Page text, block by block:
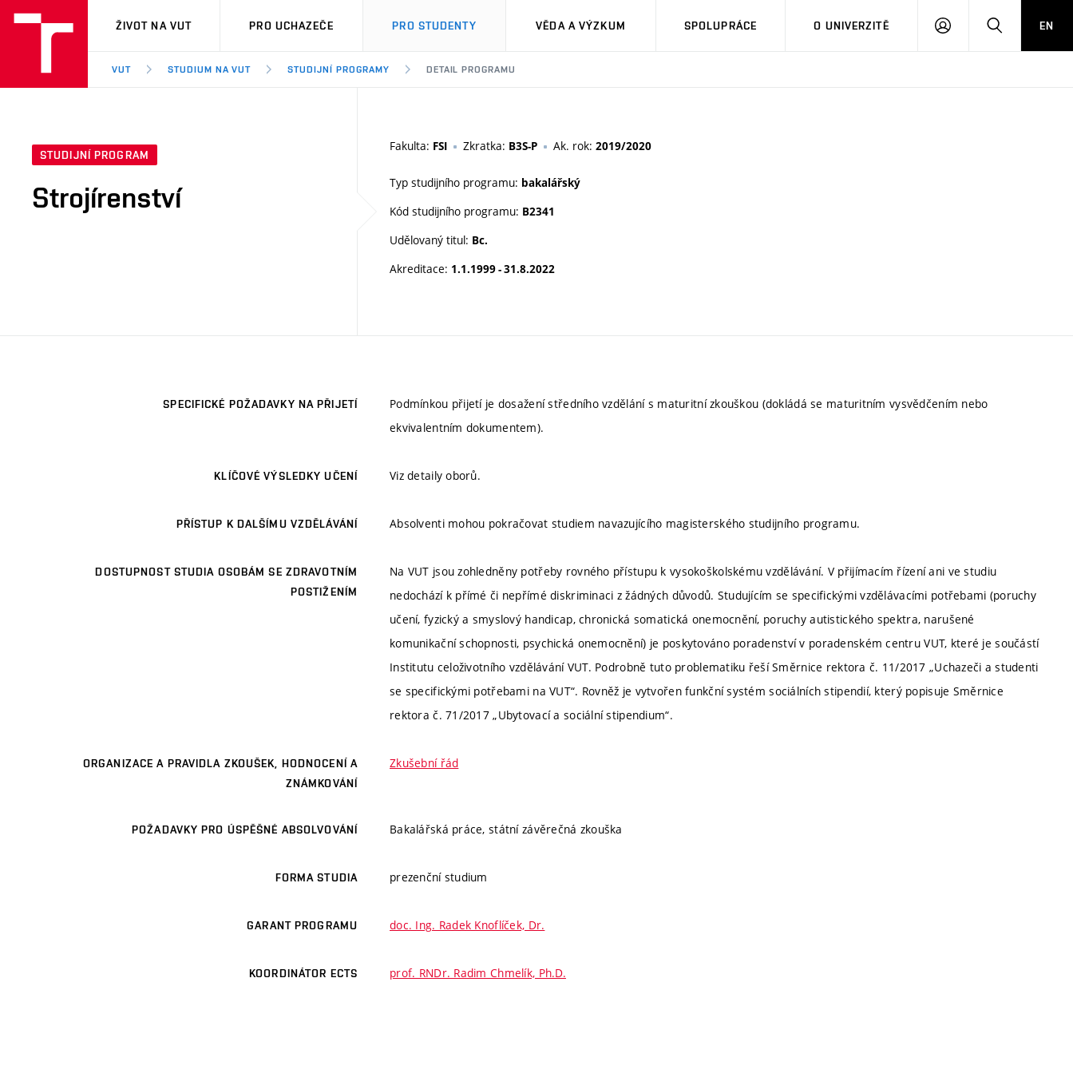
VUT
ŽIVOT NA VUT PRO UCHAZEČE PRO STUDENTY VĚDA A VÝZKUM SPOLUPRÁCE O UNIVERZITĚ
PŘIHLÁSIT HLEDATEN
VUT STUDIUM NA VUT STUDIJNÍ PROGRAMY DETAIL PROGRAMU
STUDIJNÍ PROGRAM
Strojírenství
Fakulta: FSI Zkratka: B3S-P Ak. rok: 2019/2020
Typ studijního programu: bakalářský
Kód studijního programu: B2341
Udělovaný titul: Bc.
Akreditace: 1.1.1999 - 31.8.2022
SPECIFICKÉ POŽADAVKY NA PŘIJETÍ
Podmínkou přijetí je dosažení středního vzdělání s maturitní zkouškou (dokládá se maturitním vysvědčením nebo
ekvivalentním dokumentem).
KLÍČOVÉ VÝSLEDKY UČENÍ Viz detaily oborů.
PŘÍSTUP K DALŠÍMU VZDĚLÁVÁNÍ Absolventi mohou pokračovat studiem navazujícího magisterského studijního programu.
DOSTUPNOST STUDIA OSOBÁM SE ZDRAVOTNÍM
POSTIŽENÍM
Na VUT jsou zohledněny potřeby rovného přístupu k vysokoškolskému vzdělávání. V přijímacím řízení ani ve studiu
nedochází k přímé či nepřímé diskriminaci z žádných důvodů. Studujícím se specifickými vzdělávacími potřebami (poruchy
učení, fyzický a smyslový handicap, chronická somatická onemocnění, poruchy autistického spektra, narušené
komunikační schopnosti, psychická onemocnění) je poskytováno poradenství v poradenském centru VUT, které je součástí
Institutu celoživotního vzdělávání VUT. Podrobně tuto problematiku řeší Směrnice rektora č. 11/2017 „Uchazeči a studenti
se specifickými potřebami na VUT“. Rovněž je vytvořen funkční systém sociálních stipendií, který popisuje Směrnice
rektora č. 71/2017 „Ubytovací a sociální stipendium“.
ORGANIZACE A PRAVIDLA ZKOUŠEK, HODNOCENÍ A
ZNÁMKOVÁNÍ
Zkušební řád
POŽADAVKY PRO ÚSPĚŠNÉ ABSOLVOVÁNÍ Bakalářská práce, státní závěrečná zkouška
FORMA STUDIA prezenční studium
GARANT PROGRAMU doc. Ing. Radek Knoflíček, Dr.
KOORDINÁTOR ECTS prof. RNDr. Radim Chmelík, Ph.D.